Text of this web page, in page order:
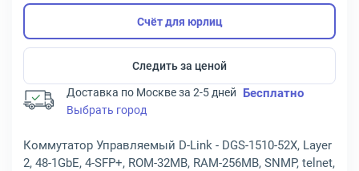
Счёт для юрлиц
Следить за ценой
Доставка по Москве за 2-5 дней Бесплатно
Выбрать город
Коммутатор Управляемый D-Link - DGS-1510-52X, Layer
2, 48-1GbE, 4-SFP+, ROM-32MB, RAM-256MB, SNMP, telnet,